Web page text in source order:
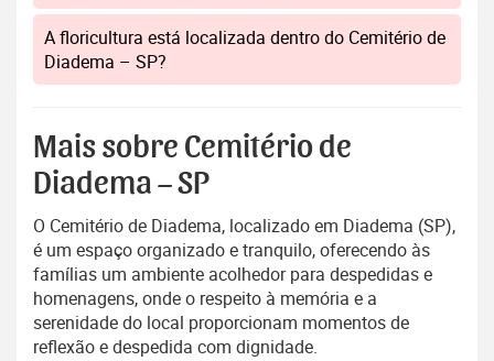
A floricultura está localizada dentro do Cemitério de
Diadema – SP?
Mais sobre Cemitério de
Diadema – SP
O Cemitério de Diadema, localizado em Diadema (SP),
é um espaço organizado e tranquilo, oferecendo às
famílias um ambiente acolhedor para despedidas e
homenagens, onde o respeito à memória e a
serenidade do local proporcionam momentos de
reflexão e despedida com dignidade.